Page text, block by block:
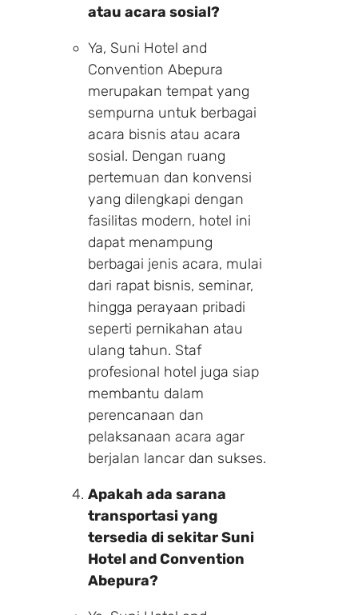
atau acara sosial?
Ya, Suni Hotel and
Convention Abepura
merupakan tempat yang
sempurna untuk berbagai
acara bisnis atau acara
sosial. Dengan ruang
pertemuan dan konvensi
yang dilengkapi dengan
fasilitas modern, hotel ini
dapat menampung
berbagai jenis acara, mulai
dari rapat bisnis, seminar,
hingga perayaan pribadi
seperti pernikahan atau
ulang tahun. Staf
profesional hotel juga siap
membantu dalam
perencanaan dan
pelaksanaan acara agar
berjalan lancar dan sukses.
Apakah ada sarana
transportasi yang
tersedia di sekitar Suni
Hotel and Convention
Abepura?